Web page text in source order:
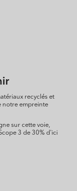
recyclés et
notre empreinte
sur cette voie,
3 de 30% d'ici